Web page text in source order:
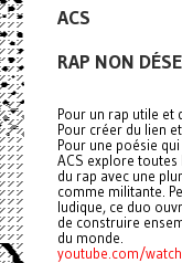
ACS
RAP NON
Pour un rap utile et
Pour créer du lien
Pour une poésie
ACS explore toutes
du rap avec une
comme militante.
ludique, ce duo
de construire
du monde.
youtube.com/